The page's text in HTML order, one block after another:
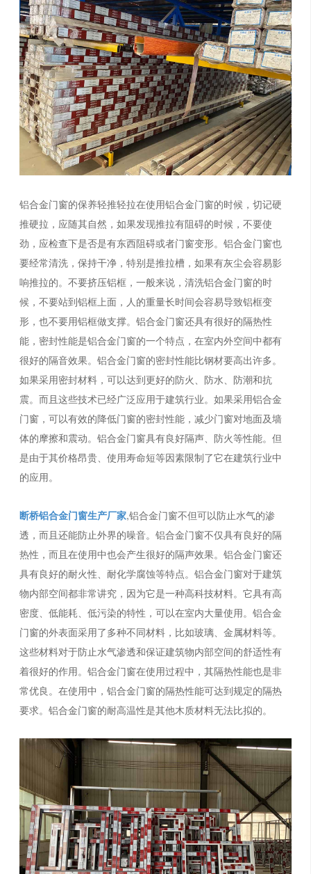
铝合金门窗的保养轻推轻拉在使用铝合金门窗的时候，切记硬
推硬拉，应随其自然，如果发现推拉有阻碍的时候，不要使
劲，应检查下是否是有东西阻碍或者门窗变形。铝合金门窗也
要经常清洗，保持干净，特别是推拉槽，如果有灰尘会容易影
响推拉的。不要挤压铝框，一般来说，清洗铝合金门窗的时
候，不要站到铝框上面，人的重量长时间会容易导致铝框变
形，也不要用铝框做支撑。铝合金门窗还具有很好的隔热性
能，密封性能是铝合金门窗的一个特点，在室内外空间中都有
很好的隔音效果。铝合金门窗的密封性能比钢材要高出许多。
如果采用密封材料，可以达到更好的防火、防水、防潮和抗
震。而且这些技术已经广泛应用于建筑行业。如果采用铝合金
门窗，可以有效的降低门窗的密封性能，减少门窗对地面及墙
体的摩擦和震动。铝合金门窗具有良好隔声、防火等性能。但
是由于其价格昂贵、使用寿命短等因素限制了它在建筑行业中
的应用。
断桥铝合金门窗生产厂家,铝合金门窗不但可以防止水气的渗
透，而且还能防止外界的噪音。铝合金门窗不仅具有良好的隔
热性，而且在使用中也会产生很好的隔声效果。铝合金门窗还
具有良好的耐火性、耐化学腐蚀等特点。铝合金门窗对于建筑
物内部空间都非常讲究，因为它是一种高科技材料。它具有高
密度、低能耗、低污染的特性，可以在室内大量使用。铝合金
门窗的外表面采用了多种不同材料，比如玻璃、金属材料等。
这些材料对于防止水气渗透和保证建筑物内部空间的舒适性有
着很好的作用。铝合金门窗在使用过程中，其隔热性能也是非
常优良。在使用中，铝合金门窗的隔热性能可达到规定的隔热
要求。铝合金门窗的耐高温性是其他木质材料无法比拟的。